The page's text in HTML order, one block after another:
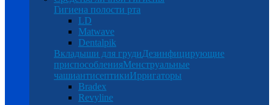
Гигиена полости рта
LD
Matwave
Dentalpik
Вкладыши для грудиДезинфицирующие
приспособленияМенструальные
чашиантисептикиИрригаторы
Bradex
Revyline